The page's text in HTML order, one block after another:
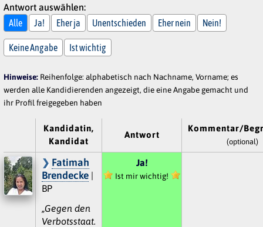
Antwort auswählen:
Alle
Ja! Eher ja Unentschieden Eher nein Nein!
Keine Angabe Ist wichtig
Hinweise: Reihenfolge: alphabetisch nach Nachname, Vorname; es
werden alle Kandidierenden angezeigt, die eine Angabe gemacht und
ihr Profil freigegeben haben
Kandidatin,
Kandidat
Antwort
Kommentar/
(optional)
Fatimah
Brendecke|
BP
„Gegen den
Verbotsstaat.
Ja!
Ist mir wichtig!